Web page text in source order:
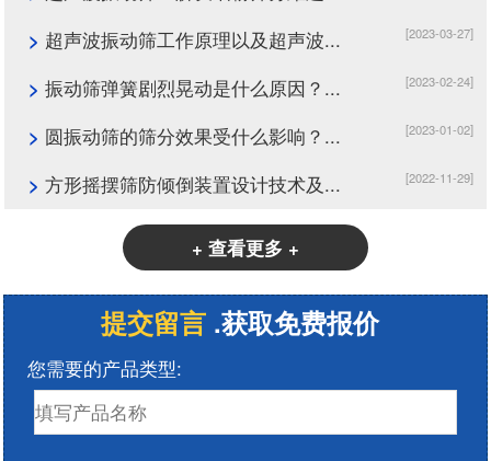
[2023-03-27]
> 超声波振动筛工作原理以及超声波...
[2023-02-24]
> 振动筛弹簧剧烈晃动是什么原因？...
[2023-01-02]
> 圆振动筛的筛分效果受什么影响？...
[2022-11-29]
> 方形摇摆筛防倾倒装置设计技术及...
+ 查看更多 +
提交留言 .获取免费报价
您需要的产品类型: